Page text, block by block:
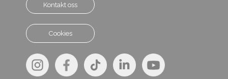
Kontakt oss
Cookies